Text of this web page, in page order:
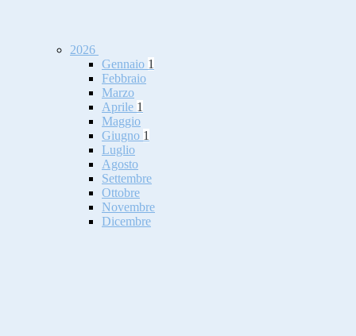
2026
Gennaio 1
Febbraio
Marzo
Aprile 1
Maggio
Giugno 1
Luglio
Agosto
Settembre
Ottobre
Novembre
Dicembre